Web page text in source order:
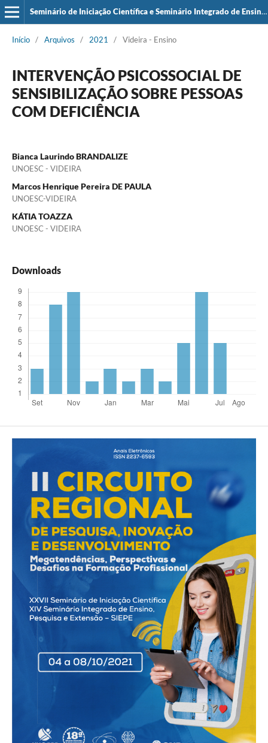
Seminário de Iniciação Científica e Seminário Integrado de Ensino, Pesquisa e Extensão (SIEPE)
Início / Arquivos / 2021 / Videira - Ensino
INTERVENÇÃO PSICOSSOCIAL DE
SENSIBILIZAÇÃO SOBRE PESSOAS
COM DEFICIÊNCIA
Bianca Laurindo BRANDALIZE
UNOESC - VIDEIRA
Marcos Henrique Pereira DE PAULA
UNOESC-VIDEIRA
KÁTIA TOAZZA
UNOESC - VIDEIRA
Downloads